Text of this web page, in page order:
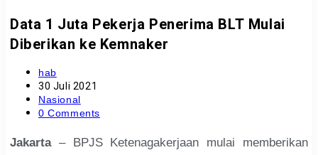
Data 1 Juta Pekerja Penerima BLT Mulai
Diberikan ke Kemnaker
Post
author:
hab
Post
published:
30 Juli 2021
Post
category:
Nasional
Post
0 Comments
Jakarta– BPJS Ketenagakerjaan mulai memberikan